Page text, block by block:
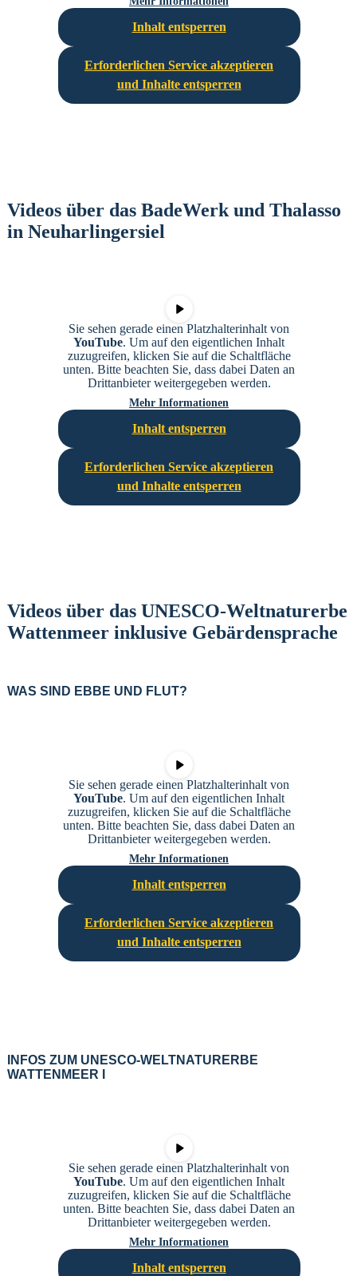
Inhalt entsperren
Erforderlichen Service akzeptieren
und Inhalte entsperren
Videos über das BadeWerk und Thalasso
in Neuharlingersiel
Sie sehen gerade einen Platzhalterinhalt von
YouTube. Um auf den eigentlichen Inhalt
zuzugreifen, klicken Sie auf die Schaltfläche
unten. Bitte beachten Sie, dass dabei Daten an
Drittanbieter weitergegeben werden.
Mehr Informationen
Inhalt entsperren
Erforderlichen Service akzeptieren
und Inhalte entsperren
Videos über das UNESCO-Weltnaturerbe
Wattenmeer inklusive Gebärdensprache
WAS SIND EBBE UND FLUT?
Sie sehen gerade einen Platzhalterinhalt von
YouTube. Um auf den eigentlichen Inhalt
zuzugreifen, klicken Sie auf die Schaltfläche
unten. Bitte beachten Sie, dass dabei Daten an
Drittanbieter weitergegeben werden.
Mehr Informationen
Inhalt entsperren
Erforderlichen Service akzeptieren
und Inhalte entsperren
INFOS ZUM UNESCO-WELTNATURERBE
WATTENMEER I
Sie sehen gerade einen Platzhalterinhalt von
YouTube. Um auf den eigentlichen Inhalt
zuzugreifen, klicken Sie auf die Schaltfläche
unten. Bitte beachten Sie, dass dabei Daten an
Drittanbieter weitergegeben werden.
Mehr Informationen
Inhalt entsperren